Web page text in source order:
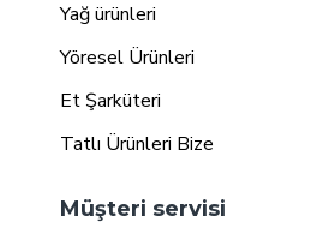
Yağ ürünleri
Yöresel Ürünleri
Et Şarküteri
Tatlı Ürünleri Bize
Müşteri servisi